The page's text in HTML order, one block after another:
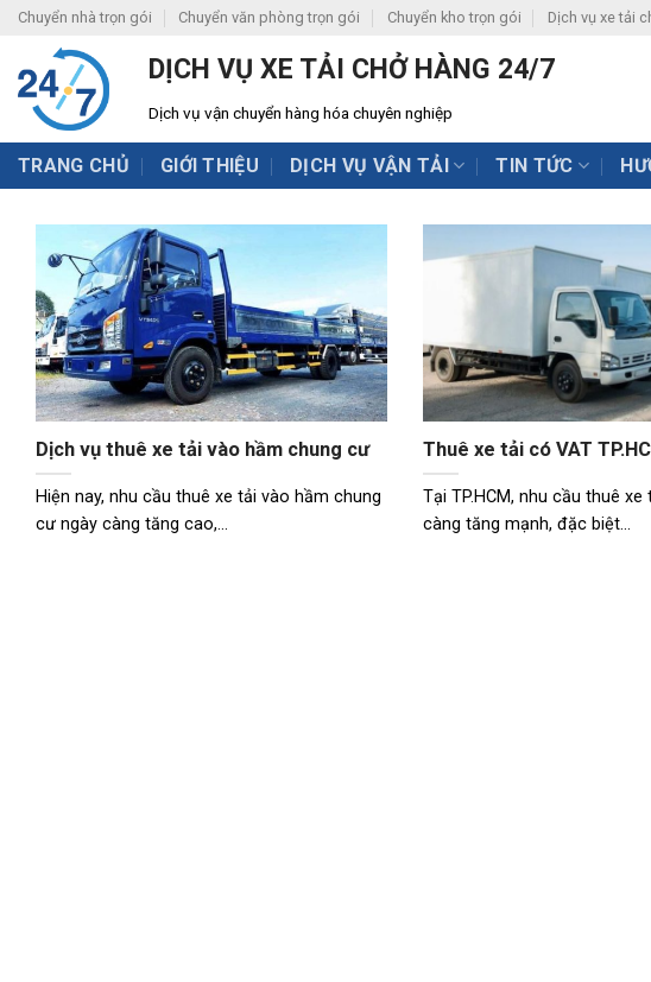
Skip
content
Chuyển nhà trọn gói Chuyển văn phòng trọn gói Chuyển kho trọn gói Dịch vụ xe tải
DỊCH VỤ XE TẢI CHỞ HÀNG 24/7
Dịch vụ vận chuyển hàng hóa chuyên nghiệp
TRANG CHỦ GIỚI THIỆU DỊCH VỤ VẬN TẢI TIN TỨC
Dịch vụ thuê xe tải vào hầm chung cư
Hiện nay, nhu cầu thuê xe tải vào hầm chung
cư ngày càng tăng cao,...
Thuê xe tải có VAT
Tại TP.HCM, nhu cầu thuê xe
càng tăng mạnh, đặc biệt...